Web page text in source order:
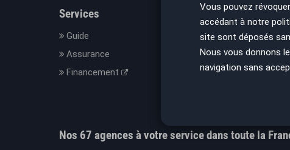
Services
Guide
Assurance
Financement
En savoir
Le concept
Nos CGV
Mesures
Nos 67 agences à votre service dans toute la
Vous pouvez
accédant à notre
site sont déposés
Nous vous donnons
navigation sans